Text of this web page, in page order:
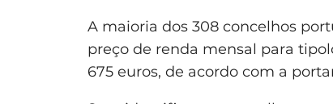
A maioria dos 308 concelhos
preço de renda mensal para
675 euros, de acordo com a